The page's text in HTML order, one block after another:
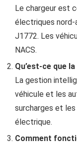
Le chargeur est
électriques nord-
J1772. Les
NACS.
Qu’est-ce que
La gestion
véhicule et les
surcharges et les
électrique.
Comment